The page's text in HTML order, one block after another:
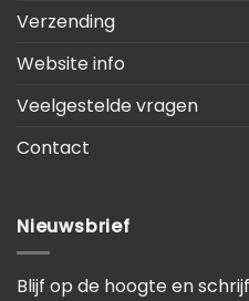
Verzending
Website info
Veelgestelde vragen
Contact
Nieuwsbrief
Blijf op de hoogte en